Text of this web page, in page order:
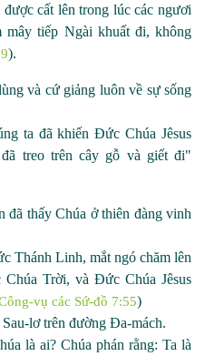
cất lên trong lúc các ngươi
tiếp Ngài khuất đi, không
).
và cứ giảng luôn về sự sống
ta đã khiến Đức Chúa Jêsus
treo trên cây gỗ và giết đi"
đã thấy Chúa ở thiên đàng vinh
Thánh Linh, mắt ngó chăm lên
Trời, và Đức Chúa Jêsus
vụ các Sứ-đồ 7:55)
-lơ trên đường Đa-mách.
là ai? Chúa phán rằng: Ta là